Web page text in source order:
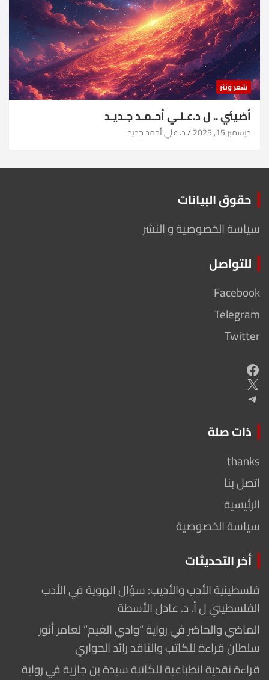
شعر ونثر
أضيئي .. ل د.عـلـي أحـمـد جـديـد
ديسمبر 15, 2025 د. علي أحمد جديد
حقوق البيانات
سياسة الخصوصية و النشر
للتواصل
Facebook
Telegram
Twitter
Facebook
X
Telegram
ذات صلة
thanks
اتصل بنا
الرئيسية
سياسة الخصوصية
أخر التحديثات
فلسطينية الأدب والأديب: سؤال الهوية في الأدب
الفلسطيني ل أ. د. عادل الأسطة
الماضي والحاضر في رواية “وادي الغيم” لعامر أنور
سلطان قراءة للكاتب والناقد رائد الحواري
قراءة نقدية انطباعية للكاتبة سيدة بن جازية في رواية